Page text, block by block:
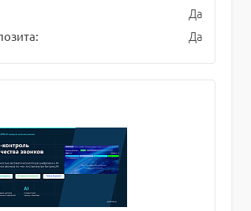
Да
Да